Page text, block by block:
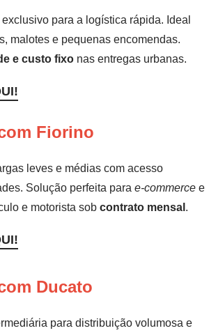
para a logística rápida. Ideal
malotes e pequenas encomendas.
e custo fixo nas entregas urbanas.
Fiorino
leves e médias com acesso
Solução perfeita para e-commerce e
e motorista sob contrato mensal .
Ducato
para distribuição volumosa e